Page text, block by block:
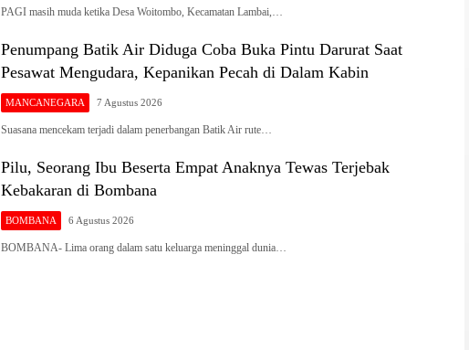
PAGI masih muda ketika Desa Woitombo, Kecamatan Lambai,…
Penumpang Batik Air Diduga Coba Buka Pintu Darurat Saat
Pesawat Mengudara, Kepanikan Pecah di Dalam Kabin
MANCANEGARA 7 Agustus 2026
Suasana mencekam terjadi dalam penerbangan Batik Air rute…
Pilu, Seorang Ibu Beserta Empat Anaknya Tewas Terjebak
Kebakaran di Bombana
BOMBANA 6 Agustus 2026
BOMBANA- Lima orang dalam satu keluarga meninggal dunia…